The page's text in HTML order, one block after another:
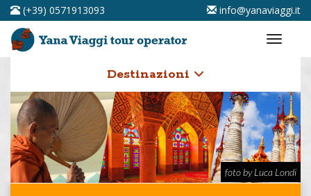
(+39) 0571913093 info@yanaviaggi.it
Destinazioni
foto by Luca Londi